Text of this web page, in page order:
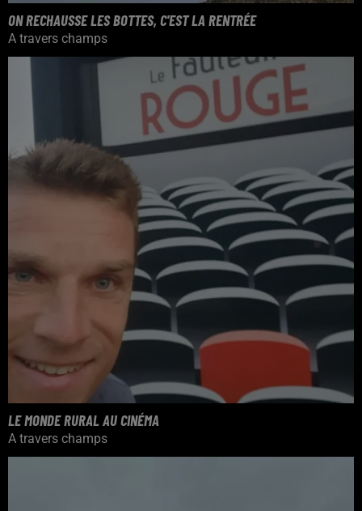
ON RECHAUSSE LES BOTTES, C'EST LA RENTRÉE
A travers champs
LE MONDE RURAL AU CINÉMA
A travers champs